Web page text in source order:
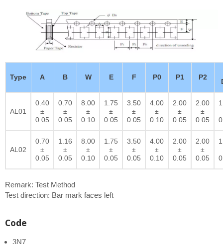
Type A B W E F P0 P1 P2
AL01
0.40
±
0.05
0.70
±
0.05
8.00
±
0.10
1.75
±
0.05
3.50
±
0.05
4.00
±
0.10
2.00
±
0.05
2.00
±
0.05
AL02
0.70
±
0.05
1.16
±
0.05
8.00
±
0.10
1.75
±
0.05
3.50
±
0.05
4.00
±
0.10
2.00
±
0.05
2.00
±
0.05
Remark: Test Method
Test direction: Bar mark faces left
Code
3N7